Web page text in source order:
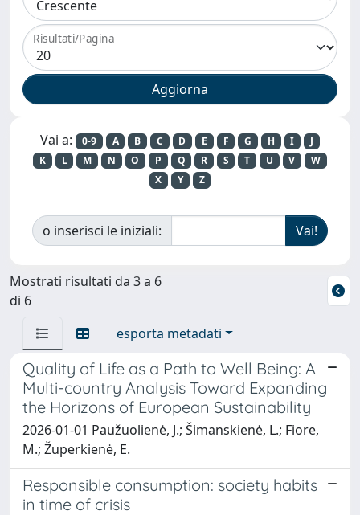
Risultati/Pagina
Vai a: 0-9 A B C D E F G H I
J
K
L M N O P Q R S T U V
W
X
Y Z
o inserisci le iniziali:
Mostrati risultati da 3 a 6
di 6
esporta metadati
Quality of Life as a Path to Well Being: A
Multi-country Analysis Toward Expanding
the Horizons of European Sustainability
2026-01-01 Paužuolienė, J.; Šimanskienė, L.; Fiore,
M.; Župerkienė, E.
Responsible consumption: society habits
in time of crisis